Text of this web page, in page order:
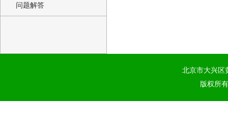
问题解答
北京市大兴区
版权所